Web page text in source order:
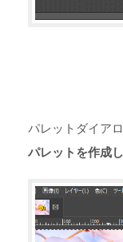
パレットダイア
パレットを作成